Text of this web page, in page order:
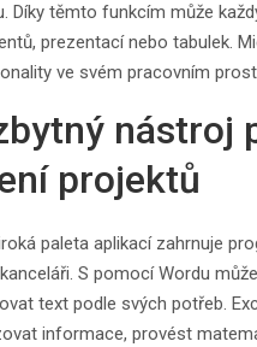
Díky těmto funkcím může
prezentací nebo tabulek.
ve svém pracovním
nástroj
projektů
paleta aplikací zahrnuje
S pomocí Wordu
text podle svých potřeb.
informace, provést